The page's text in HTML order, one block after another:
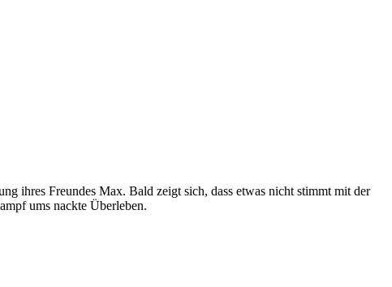
ihres Freundes Max. Bald zeigt sich, dass etwas nicht stimmt mit der
ums nackte Überleben.